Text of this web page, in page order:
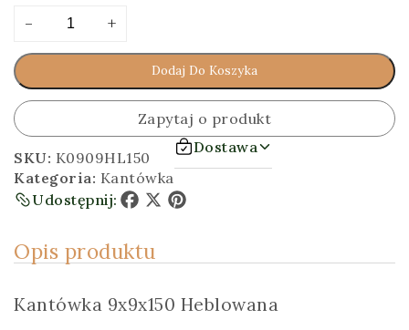
-
Kantówka
9x9x150
[cm]
Heblowana
+
Dodaj Do Koszyka
Alternative:
Zapytaj o produkt
SKU: K0909HL150
Kategoria: Kantówka
Dostawa
Udostępnij:
Opis produktu
Kantówka 9x9x150 Heblowana